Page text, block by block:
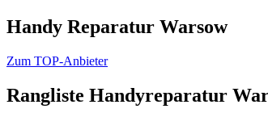
Handy Reparatur Warsow
Zum TOP-Anbieter
Rangliste Handyreparatur